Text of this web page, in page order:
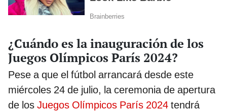
¿Cuándo es la inauguración de los
Juegos Olímpicos París 2024?
Pese a que el fútbol arrancará desde este
miércoles 24 de julio, la ceremonia de apertura
de los Juegos Olímpicos París 2024 tendrá